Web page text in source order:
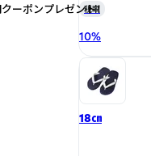
税率
10%
18㎝
ーポンプレゼント！